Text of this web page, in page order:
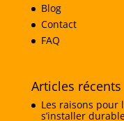
Blog
Contact
FAQ
Articles récents
Les raisons pour
s’installer